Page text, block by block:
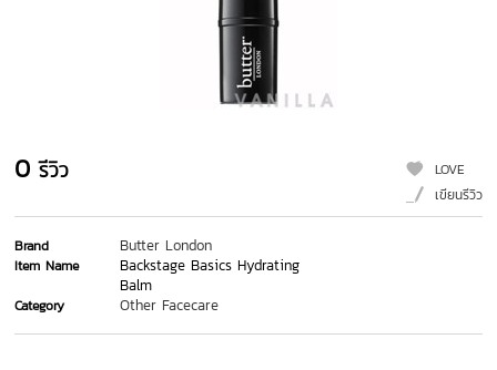
0 รีวิว
LOVE
เขียนรีวิว
Brand Butter London
Item Name
Backstage Basics Hydrating
Balm
Category Other Facecare